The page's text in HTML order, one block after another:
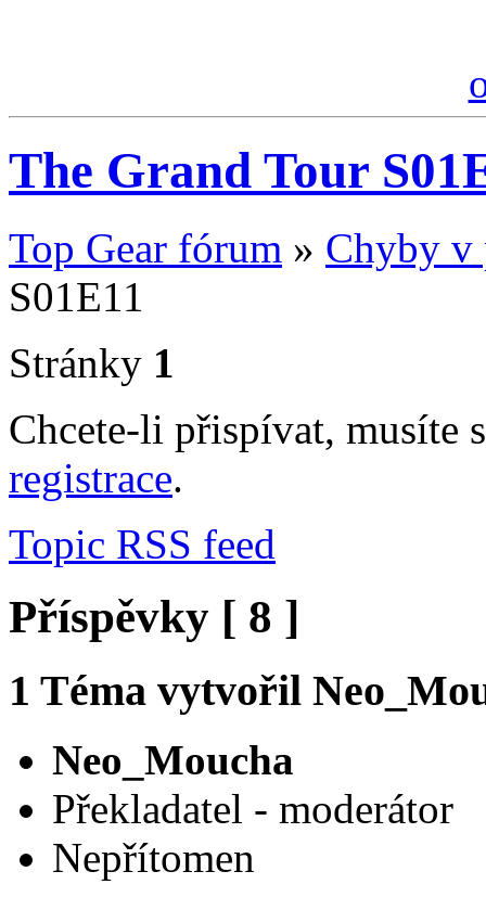
The Grand Tour
Top Gear fórum » Chyby v
S01E11
Stránky 1
Chcete-li přispívat, musíte
registrace.
Topic RSS feed
Příspěvky [ 8 ]
1 Téma vytvořil
Neo_Moucha
Překladatel - moderátor
Nepřítomen